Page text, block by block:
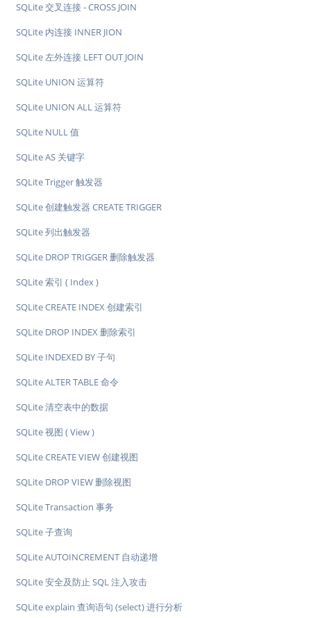
SQLite 交叉连接 - CROSS JOIN
SQLite 内连接 INNER JION
SQLite 左外连接 LEFT OUT JOIN
SQLite UNION 运算符
SQLite UNION ALL 运算符
SQLite NULL 值
SQLite AS 关键字
SQLite Trigger 触发器
SQLite 创建触发器 CREATE TRIGGER
SQLite 列出触发器
SQLite DROP TRIGGER 删除触发器
SQLite 索引 ( Index )
SQLite CREATE INDEX 创建索引
SQLite DROP INDEX 删除索引
SQLite INDEXED BY 子句
SQLite ALTER TABLE 命令
SQLite 清空表中的数据
SQLite 视图 ( View )
SQLite CREATE VIEW 创建视图
SQLite DROP VIEW 删除视图
SQLite Transaction 事务
SQLite 子查询
SQLite AUTOINCREMENT 自动递增
SQLite 安全及防止 SQL 注入攻击
SQLite explain 查询语句 (select) 进行分析